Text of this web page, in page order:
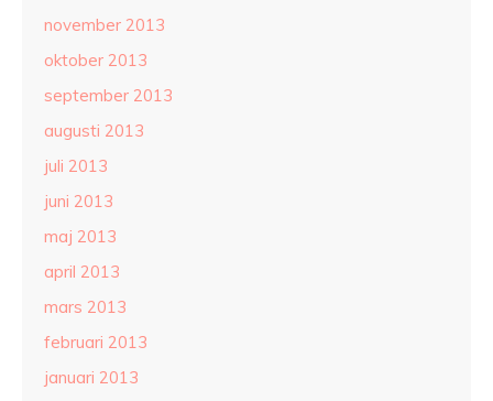
november 2013
oktober 2013
september 2013
augusti 2013
juli 2013
juni 2013
maj 2013
april 2013
mars 2013
februari 2013
januari 2013